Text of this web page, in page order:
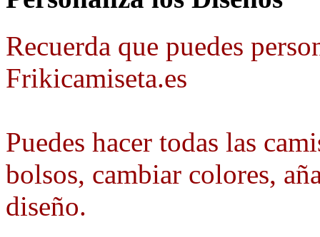
Recuerda que puedes
Frikicamiseta.es
Puedes hacer todas las
bolsos, cambiar colores,
diseño.